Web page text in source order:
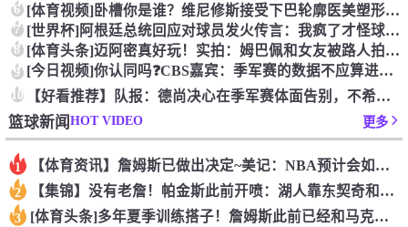
6 [体育视频]卧槽你是谁？维尼修斯接受下巴轮廓医美塑形，突然变
7 [世界杯]阿根廷总统回应对球员发火传言：我疯了才怪球员？全是
8 [体育头条]迈阿密真好玩！实拍：姆巴佩和女友被路人拍到在夜店
9 [今日视频]你认同吗❓️CBS嘉宾：季军赛的数据不应算进去，
10 【好看推荐】队报：德尚决心在季军赛体面告别，不希望以两连败收
篮球新闻HOT VIDEO 更多
1 【体育资讯】詹姆斯已做出决定~美记：NBA预计会如期公布新赛
2 【集锦】没有老詹！帕金斯此前开喷：湖人靠东契奇和里夫斯没人会
3 [体育头条]多年夏季训练搭子！詹姆斯此前已经和马克西一同训练